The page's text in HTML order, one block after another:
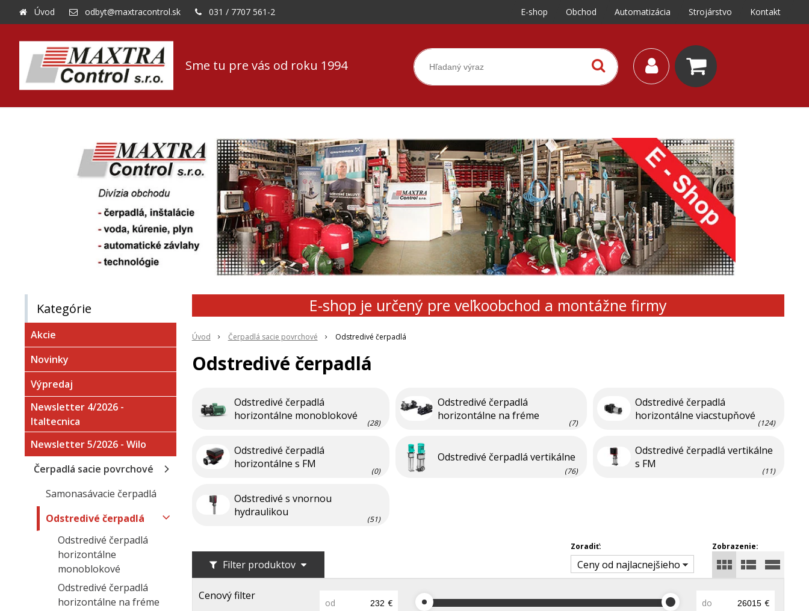
Sme tu pre vás od roku 1994
Úvod odbyt@maxtracontrol.sk 031 / 7707 561-2 E-shop Obchod Automatizácia Strojárstvo Kontakt
E-shop je určený pre veľkoobchod a montážne firmy
Úvod Čerpadlá sacie povrchové Odstredivé čerpadlá
Odstredivé čerpadlá
Odstredivé čerpadlá
horizontálne monoblokové
(28)
Odstredivé čerpadlá
horizontálne na fréme
(7)
Odstredivé čerpadlá
horizontálne viacstupňové
(124)
Odstredivé čerpadlá
horizontálne s FM
(0)
Odstredivé čerpadlá vertikálne
(76)
Odstredivé čerpadlá vertikálne
s FM
(11)
Odstredivé s vnornou
hydraulikou
(51)
Filter produktov
Zobrazenie:
Zoradiť:
Ceny od najlacnejšieho
Cenový filter
od € do €
Kategórie
Akcie
Novinky
Výpredaj
Newsletter 4/2026 -
Italtecnica
Newsletter 5/2026 - Wilo
Čerpadlá sacie povrchové
Samonasávacie čerpadlá
Odstredivé čerpadlá
Odstredivé čerpadlá
horizontálne
monoblokové
Odstredivé čerpadlá
horizontálne na fréme